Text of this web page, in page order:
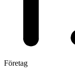
Företag